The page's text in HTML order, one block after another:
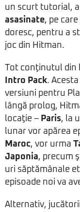
un scurt tutorial,
asasinate, pe
doresc, pentru a
joc din Hitman.
Tot conţinutul din
Intro Pack.
versiuni pentru
lângă prolog,
locaţie – Paris, la
lunar vor apărea
Maroc, vor urma
Japonia, precum
uri săptămânale
episoade noi va
Alternativ,